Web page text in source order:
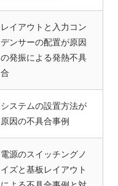
レイアウトと入力コン
デンサーの配置が原因
の発振による発熱不具
合
システムの設置方法が
原因の不具合事例
電源のスイッチングノ
イズと基板レイアウト